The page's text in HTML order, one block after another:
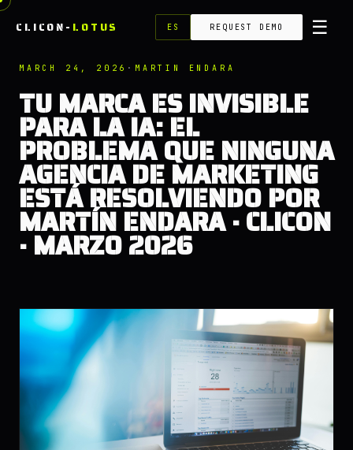
CLICON- LOTUS ES REQUEST DEMO ☰
MARCH 24, 2026 · MARTIN ENDARA
TU MARCA ES INVISIBLE
PARA LA IA: EL
PROBLEMA QUE NINGUNA
AGENCIA DE MARKETING
ESTÁ RESOLVIENDO POR
MARTÍN ENDARA · CLICON
· MARZO 2026